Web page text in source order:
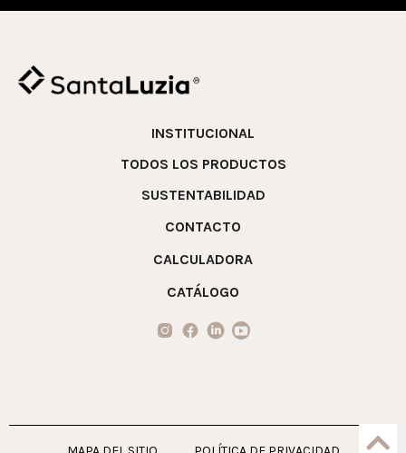
INSTITUCIONAL
TODOS LOS PRODUCTOS
SUSTENTABILIDAD
CONTACTO
CALCULADORA
CATÁLOGO